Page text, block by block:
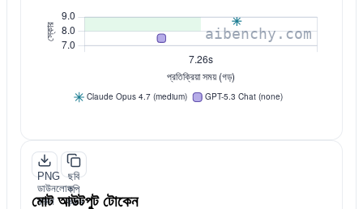
PNG
ডাউনলোড
করুন
ছবি
কপি
করুন
মোট আউটপুট টোকেন